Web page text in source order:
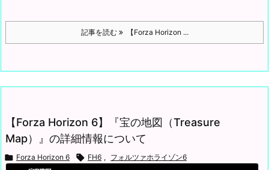
記事を読む 【Forza Horizon ...
【Forza Horizon 6】『宝の地図（Treasure
Map）』の詳細情報について
 Forza Horizon 6  FH6 , フォルツァホライゾン6